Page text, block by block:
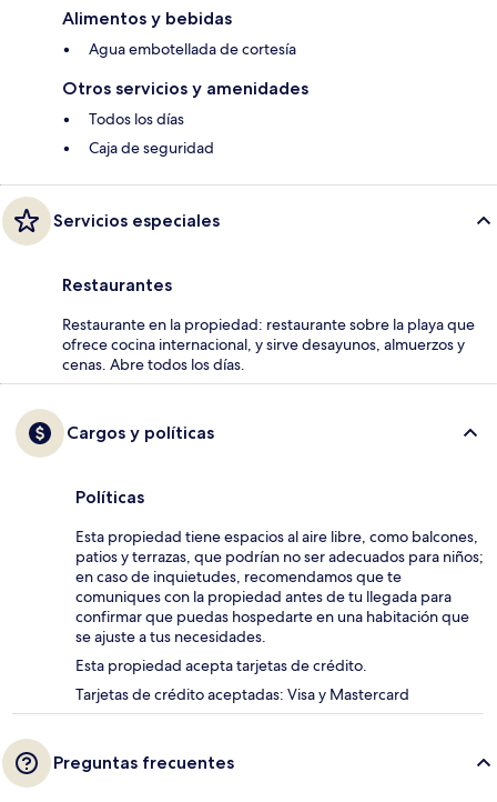
Alimentos y bebidas
Agua embotellada de cortesía
Otros servicios y amenidades
Todos los días
Caja de seguridad
Servicios especiales
Restaurantes
Restaurante en la propiedad: restaurante sobre la playa que
ofrece cocina internacional, y sirve desayunos, almuerzos y
cenas. Abre todos los días.
Cargos y políticas
Políticas
Esta propiedad tiene espacios al aire libre, como balcones,
patios y terrazas, que podrían no ser adecuados para niños;
en caso de inquietudes, recomendamos que te
comuniques con la propiedad antes de tu llegada para
confirmar que puedas hospedarte en una habitación que
se ajuste a tus necesidades.
Esta propiedad acepta tarjetas de crédito.
Tarjetas de crédito aceptadas: Visa y Mastercard
Preguntas frecuentes